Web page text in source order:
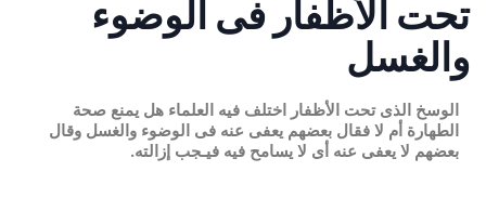
تحت الأظفار فى الوضوء
والغسل
الوسخ الذى تحت الأظفار اختلف فيه العلماء هل يمنع صحة
الطهارة أم لا فقال بعضهم يعفى عنه فى الوضوء والغسل وقال
بعضهم لا يعفى عنه أى لا يسامح فيه فيـجب إزالته.